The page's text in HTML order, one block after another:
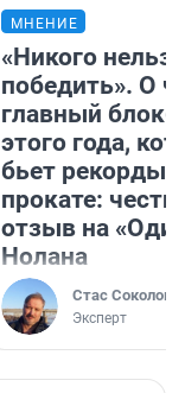
МНЕНИЕ
«Никого нельзя
победить». О
главный
этого года,
бьет рекорды в
прокате:
отзыв на
Нолана
Стас Соколов
Эксперт